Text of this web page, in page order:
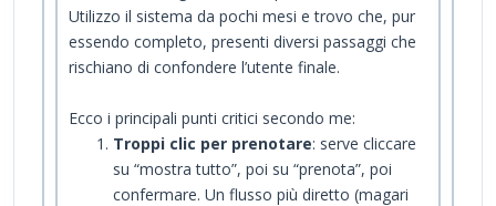
Utilizzo il sistema da pochi mesi e trovo che, pur
essendo completo, presenti diversi passaggi che
rischiano di confondere l’utente finale.
Ecco i principali punti critici secondo me:
Troppi clic per prenotare: serve cliccare
su “mostra tutto”, poi su “prenota”, poi
confermare. Un flusso più diretto (magari